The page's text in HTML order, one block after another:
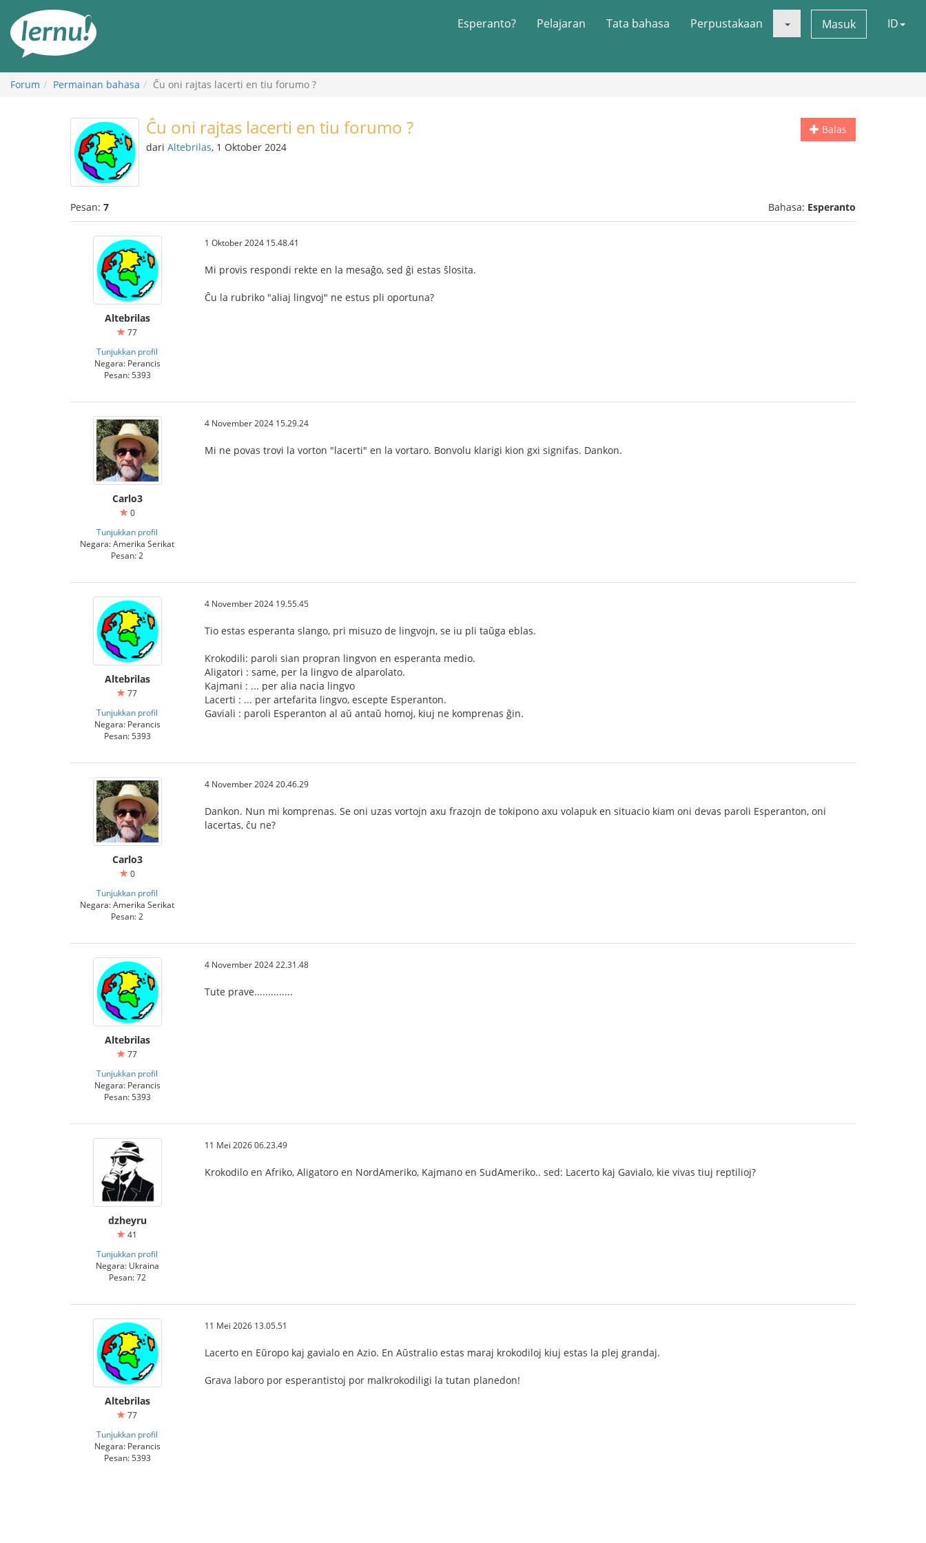
daftar
Esperanto? Pelajaran Tata bahasa Perpustakaan Masuk ID
Forum Permainan bahasa Ĉu oni rajtas lacerti en tiu forumo ?
Balas
Ĉu oni rajtas lacerti en tiu forumo ?
dari Altebrilas, 1 Oktober 2024
Pesan: 7 Bahasa: Esperanto
Altebrilas
77
Tunjukkan profil
Negara: Perancis
Pesan: 5393
1 Oktober 2024 15.48.41
Mi provis respondi rekte en la mesaĝo, sed ĝi estas ŝlosita.
Ĉu la rubriko "aliaj lingvoj" ne estus pli oportuna?
Carlo3
0
Tunjukkan profil
Negara: Amerika Serikat
Pesan: 2
4 November 2024 15.29.24
Mi ne povas trovi la vorton "lacerti" en la vortaro. Bonvolu klarigi kion gxi signifas. Dankon.
Altebrilas
77
Tunjukkan profil
Negara: Perancis
Pesan: 5393
4 November 2024 19.55.45
Tio estas esperanta slango, pri misuzo de lingvojn, se iu pli taŭga eblas.
Krokodili: paroli sian propran lingvon en esperanta medio.
Aligatori : same, per la lingvo de alparolato.
Kajmani : ... per alia nacia lingvo
Lacerti : ... per artefarita lingvo, escepte Esperanton.
Gaviali : paroli Esperanton al aŭ antaŭ homoj, kiuj ne komprenas ĝin.
Carlo3
0
Tunjukkan profil
Negara: Amerika Serikat
Pesan: 2
4 November 2024 20.46.29
Dankon. Nun mi komprenas. Se oni uzas vortojn axu frazojn de tokipono axu volapuk en situacio kiam oni devas paroli Esperanton, oni
lacertas, ĉu ne?
Altebrilas
77
Tunjukkan profil
Negara: Perancis
Pesan: 5393
4 November 2024 22.31.48
Tute prave..............
dzheyru
41
Tunjukkan profil
Negara: Ukraina
Pesan: 72
11 Mei 2026 06.23.49
Krokodilo en Afriko, Aligatoro en NordAmeriko, Kajmano en SudAmeriko.. sed: Lacerto kaj Gavialo, kie vivas tiuj reptilioj?
Altebrilas
77
Tunjukkan profil
Negara: Perancis
Pesan: 5393
11 Mei 2026 13.05.51
Lacerto en Eŭropo kaj gavialo en Azio. En Aŭstralio estas maraj krokodiloj kiuj estas la plej grandaj.
Grava laboro por esperantistoj por malkrokodiligi la tutan planedon!